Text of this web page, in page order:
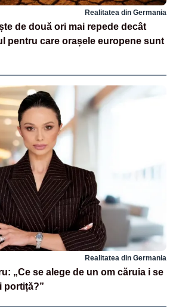
Realitatea din Germania
de două ori mai repede decât
pentru care orașele europene sunt
Realitatea din Germania
„Ce se alege de un om căruia i se
portiță?”